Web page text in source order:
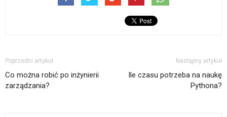
Poprzedni artykuł
Co można robić po inżynierii
zarządzania?
Następny artykuł
Ile czasu potrzeba na naukę
Pythona?